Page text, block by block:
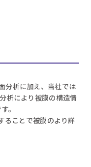
分析に加え、当社では
析により被膜の構造情
。
ることで被膜のより詳